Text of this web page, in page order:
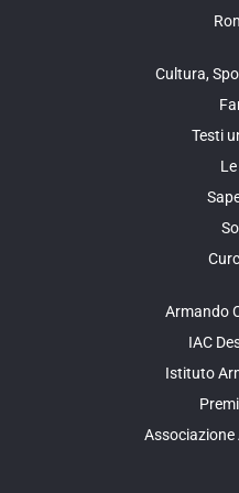
Cultura,
Testi
Armando
IAC
Istituto